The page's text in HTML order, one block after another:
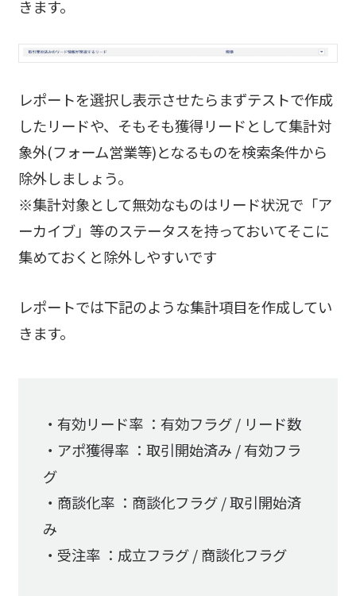
きます。
レポートを選択し表示させたらまずテストで作成
したリードや、そもそも獲得リードとして集計対
象外(フォーム営業等)となるものを検索条件から
除外しましょう。
※集計対象として無効なものはリード状況で「ア
ーカイブ」等のステータスを持っておいてそこに
集めておくと除外しやすいです
レポートでは下記のような集計項目を作成してい
きます。
・有効リード率 ：有効フラグ / リード数
・アポ獲得率 ：取引開始済み / 有効フラ
グ
・商談化率 ：商談化フラグ / 取引開始済
み
・受注率 ：成立フラグ / 商談化フラグ